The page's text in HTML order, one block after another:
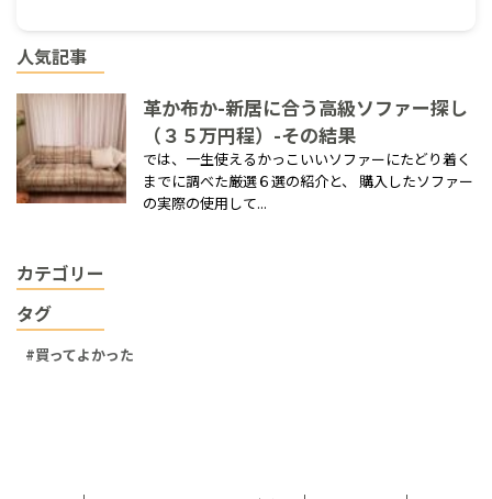
人気記事
革か布か-新居に合う高級ソファー探し
（３５万円程）-その結果
では、一生使えるかっこいいソファーにたどり着く
までに調べた厳選６選の紹介と、 購入したソファー
の実際の使用して...
カテゴリー
タグ
買ってよかった